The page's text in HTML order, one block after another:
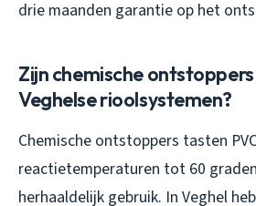
drie maanden garantie op het
Zijn chemische
Veghelse rioolsystemen?
Chemische ontstoppers tasten
reactietemperaturen tot 60
herhaaldelijk gebruik. In Veghel